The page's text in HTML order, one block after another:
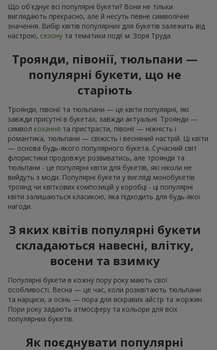
Що об'єднує всі популярні букети? Вони не тільки
виглядають прекрасно, але й несуть певне символічне
значення. Вибір квітів популярних для букетів залежить від
настрою, сезону та тематики події м. Зоря Труда.
Троянди, півонії, тюльпани —
популярні букети, що не
старіють
Троянди, півонії та тюльпани — це квіти популярні, які
завжди присутні в букетах, завжди актуальні. Троянди —
символ кохання та пристрасти, півонії — ніжність і
романтика, тюльпани — свіжість і весняний настрій. Ці квіти
— основа будь-якого популярного букета. Сучасний світ
флористики продовжує розвиватись, але троянди та
тюльпани - це популярні квіти для букетів, які ніколи не
вийдуть з моди. Популярні букети у вигляді монобукетів
троянд чи квіткових композицій у коробці - ці популярні
квіти залишаються класикою, яка підходить для будь-якої
нагоди.
З яких квітів популярні букети
складаються навесні, влітку,
восени та взимку
Популярні букети в кожну пору року мають свої
особливості. Весна — це час, коли розквітають тюльпани
та нарциси, а осінь — пора для яскравих айстр та жоржин.
Пори року задають атмосферу та кольори для всіх
популярних букетів.
Як поєднувати популярні